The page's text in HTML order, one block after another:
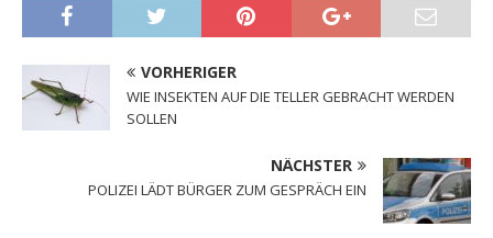
VORHERIGER
WIE INSEKTEN AUF DIE TELLER GEBRACHT WERDEN
SOLLEN
NÄCHSTER
POLIZEI LÄDT BÜRGER ZUM GESPRÄCH EIN